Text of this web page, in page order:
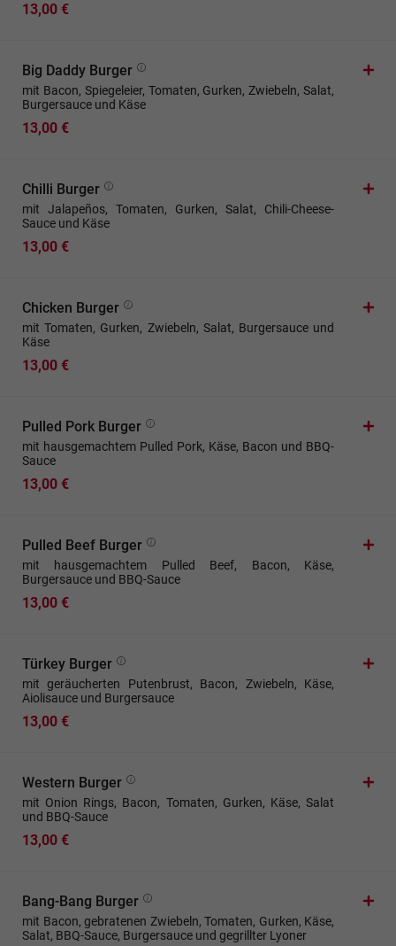
13,00 €
Big Daddy Burger
mit Bacon, Spiegeleier, Tomaten, Gurken, Zwiebeln, Salat,
Burgersauce und Käse
13,00 €
Chilli Burger
mit Jalapeños, Tomaten, Gurken, Salat, Chili-Cheese-
Sauce und Käse
13,00 €
Chicken Burger
mit Tomaten, Gurken, Zwiebeln, Salat, Burgersauce und
Käse
13,00 €
Pulled Pork Burger
mit hausgemachtem Pulled Pork, Käse, Bacon und BBQ-
Sauce
13,00 €
Pulled Beef Burger
mit hausgemachtem Pulled Beef, Bacon, Käse,
Burgersauce und BBQ-Sauce
13,00 €
Türkey Burger
mit geräucherten Putenbrust, Bacon, Zwiebeln, Käse,
Aiolisauce und Burgersauce
13,00 €
Western Burger
mit Onion Rings, Bacon, Tomaten, Gurken, Käse, Salat
und BBQ-Sauce
13,00 €
Bang-Bang Burger
mit Bacon, gebratenen Zwiebeln, Tomaten, Gurken, Käse,
Salat, BBQ-Sauce, Burgersauce und gegrillter Lyoner